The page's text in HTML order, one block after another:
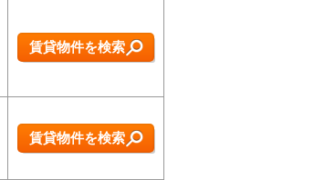
賃貸物件を検索
賃貸物件を検索